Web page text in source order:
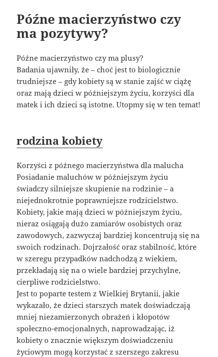
Późne macierzyństwo czy
ma pozytywy?
Późne macierzyństwo czy ma plusy?
Badania ujawniły, że – choć jest to biologicznie
trudniejsze – gdy kobiety są w stanie zajść w ciążę
oraz mają dzieci w późniejszym życiu, korzyści dla
matek i ich dzieci są istotne. Utopmy się w ten temat!
rodzina kobiety
Korzyści z późnego macierzyństwa dla malucha
Posiadanie maluchów w późniejszym życiu
świadczy silniejsze skupienie na rodzinie – a
niejednokrotnie poprawniejsze rodzicielstwo.
Kobiety, jakie mają dzieci w późniejszym życiu,
nieraz osiągają dużo zamiarów osobistych oraz
zawodowych, zazwyczaj bardziej koncentrują się na
swoich rodzinach. Dojrzałość oraz stabilność, które
w szeregu przypadków nadchodzą z wiekiem,
przekładają się na o wiele bardziej przychylne,
cierpliwe rodzicielstwo.
Jest to poparte testem z Wielkiej Brytanii, jakie
wykazało, że dzieci starszych matek doświadczają
mniej niezamierzonych obrażeń i kłopotów
społeczno-emocjonalnych, naprowadzając, iż
kobiety o znacznie większym doświadczeniu
życiowym mogą korzystać z szerszego zakresu